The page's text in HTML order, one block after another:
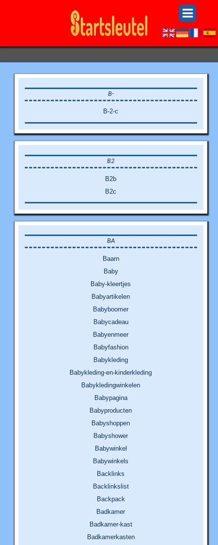
B-
B-2-c
B2
B2b
B2c
BA
Baarn
Baby
Baby-kleertjes
Babyartikelen
Babyboomer
Babycadeau
Babyenmeer
Babyfashion
Babykleding
Babykleding-en-kinderkleding
Babykledingwinkelen
Babypagina
Babyproducten
Babyshoppen
Babyshower
Babywinkel
Babywinkels
Backlinks
Backlinkslist
Backpack
Badkamer
Badkamer-kast
Badkamerkasten